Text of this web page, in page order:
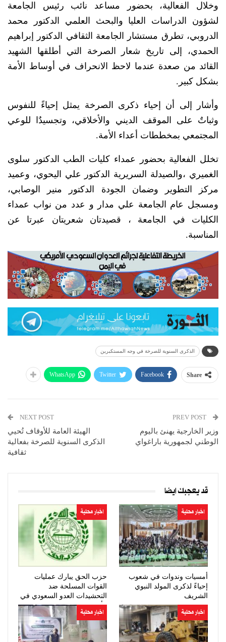
وخلال الفعالية، بحضور مساعد نائب رئيس الجامعة
لشؤون الدراسات العليا والبحث العلمي الدكتور محمد
الدروبي، تطرق مستشار الجامعة الثقافي الدكتور إبراهيم
الحمدي، إلى تاريخ شعار الصرخة التي أطلقها الشهيد
القائد من صعدة عندما لاحظ الانحراف في أوساط الأمة
بشكل كبير.
وأشار إلى أن إحياء ذكرى الصرخة يمثل إحياءً للنفوس
وثباتٌ على الموقف الديني والأخلاقي، وتجسيدٌا للوعي
المجتمعي بمخططات أعداء الأمة.
تخلل الفعالية بحضور عمداء كليات الطب الدكتور سلوى
الغميري ،والصيدلة السريرية الدكتور علي اليحوي، وعميد
مركز التطوير وضمان الجودة الدكتور منير الوصابي،
ومسجل عام الجامعة علي مدار و عدد من نواب عمداء
الكليات في الجامعة ، قصيدتان شعريتان عبرتا عن
المناسبة.
الذكرى السنوية للصرخة في وجه المستكبرين
Share
Facebook
Twitter
WhatsApp
وزير الخارجية يهنئ باليوم
الوطني لجمهورية باراغواي
NEXT POST
الهيئة العامة للأوقاف تُحيي
الذكرى السنوية للصرخة بفعالية
ثقافية
قد يعجبك ايضا
اخبار محلية
أمسيات وندوات في شعوب
إحياءً لذكرى المولد النبوي
الشريف
اخبار محلية
حزب الحق يبارك عمليات
القوات المسلحة ضد
التحشيدات العدو السعودي في
مأرب وحضرموت
اخبار محلية اخبار محلية